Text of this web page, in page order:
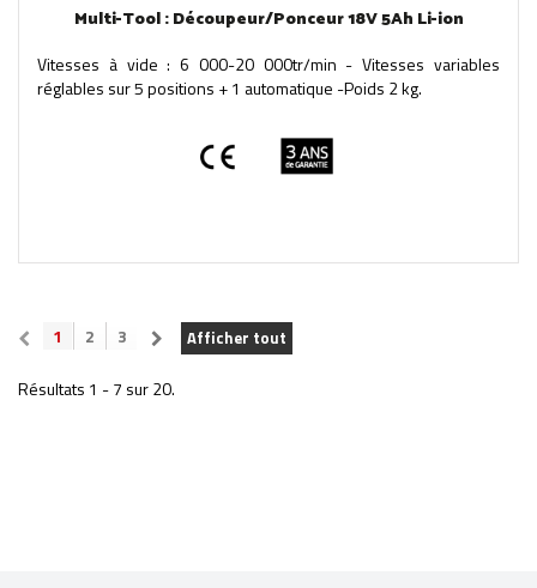
Multi-Tool : Découpeur/Ponceur 18V 5Ah Li-ion
Vitesses à vide : 6 000-20 000tr/min - Vitesses variables
réglables sur 5 positions + 1 automatique -Poids 2 kg.
Afficher tout
1 2 3
Résultats 1 - 7 sur 20.